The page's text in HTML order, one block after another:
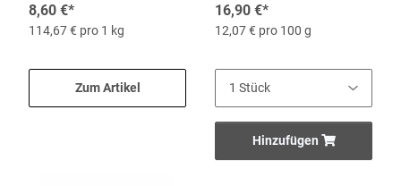
8,60 €*
114,67 € pro 1 kg
Zum Artikel
140-g-Topf
16,90 €*
12,07 € pro 100 g
Hinzufügen